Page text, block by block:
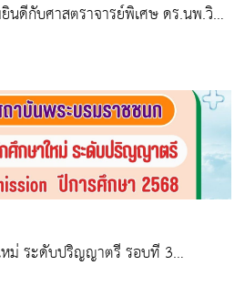
ดีกับศาสตราจารย์พิเศษ ดร.นพ.วิชัย
แหน่ง"อธิการบดีสถาบันพระบรมราช
ม่ ระดับปริญญาตรี รอบที่ 3